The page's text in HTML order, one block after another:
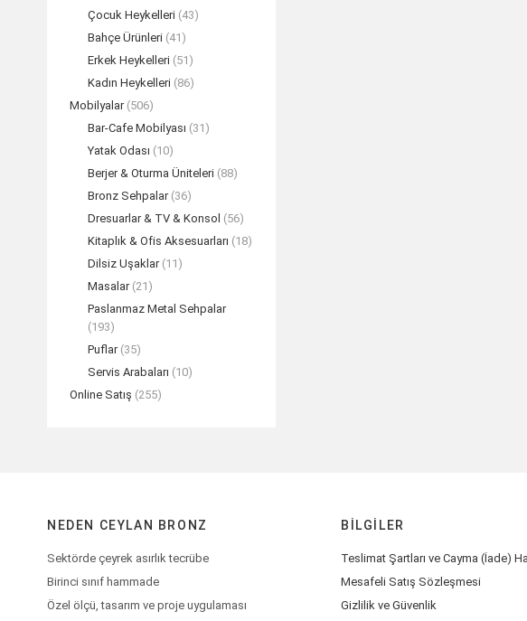
Çocuk Heykelleri (43)
Bahçe Ürünleri (41)
Erkek Heykelleri (51)
Kadın Heykelleri (86)
Mobilyalar (506)
Bar-Cafe Mobilyası (31)
Yatak Odası (10)
Berjer & Oturma Üniteleri (88)
Bronz Sehpalar (36)
Dresuarlar & TV & Konsol (56)
Kitaplık & Ofis Aksesuarları (18)
Dilsiz Uşaklar (11)
Masalar (21)
Paslanmaz Metal Sehpalar
(193)
Puflar (35)
Servis Arabaları (10)
Online Satış (255)
NEDEN CEYLAN BRONZ
Sektörde çeyrek asırlık tecrübe
Birinci sınıf hammade
Özel ölçü, tasarım ve proje uygulaması
BILGILER
Teslimat Şartları ve Cayma (İade)
Mesafeli Satış Sözleşmesi
Gizlilik ve Güvenlik